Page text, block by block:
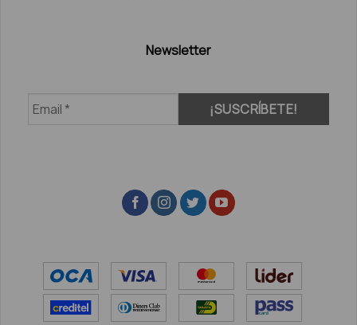
Newsletter